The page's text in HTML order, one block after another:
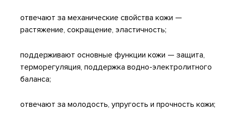
отвечают за механические свойства кожи —
растяжение, сокращение, эластичность;
поддерживают основные функции кожи — защита,
терморегуляция, поддержка водно-электролитного
баланса;
отвечают за молодость, упругость и прочность кожи;